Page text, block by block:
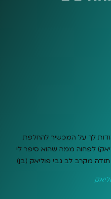
לך על המכשיר להחלפת
לפחוה ממה שהוא סיפר לי
מקרב לב גבי פוליאק (בן)